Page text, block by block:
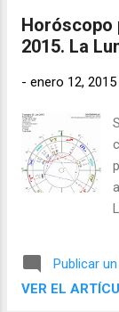
Horóscopo
2015. La
- enero 12, 2015
Publicar
VER EL